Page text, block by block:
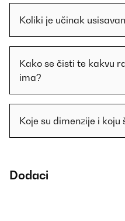
Koliki je učinak
Kako se čisti te kakvu
ima?
Koje su dimenzije i
Dodaci